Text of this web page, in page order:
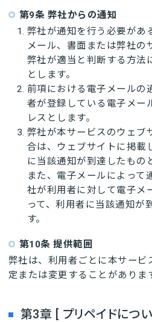
第9条 弊社からの通知
弊社が通知を行う必要があ
メール、書面または弊社の
弊社が適当と判断する方法
とします。
前項における電子メールの
者が登録している電子メー
レスとします。
弊社が本サービスのウェブ
合は、ウェブサイトに掲載
に当該通知が到達したもの
また、電子メールによって
社が利用者に対して電子メ
って、利用者に当該通知が
す。
第10条 提供範囲
弊社は、利用者ごとに本サービ
定または変更することがありま
第3章 [ プリペイドにつ